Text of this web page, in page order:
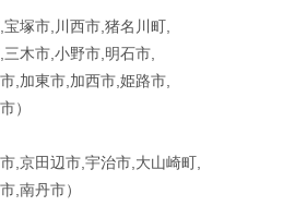
塚市,川西市,猪名川町,
木市,小野市,明石市,
,加東市,加西市,姫路市,
）
,京田辺市,宇治市,大山崎町,
,南丹市）